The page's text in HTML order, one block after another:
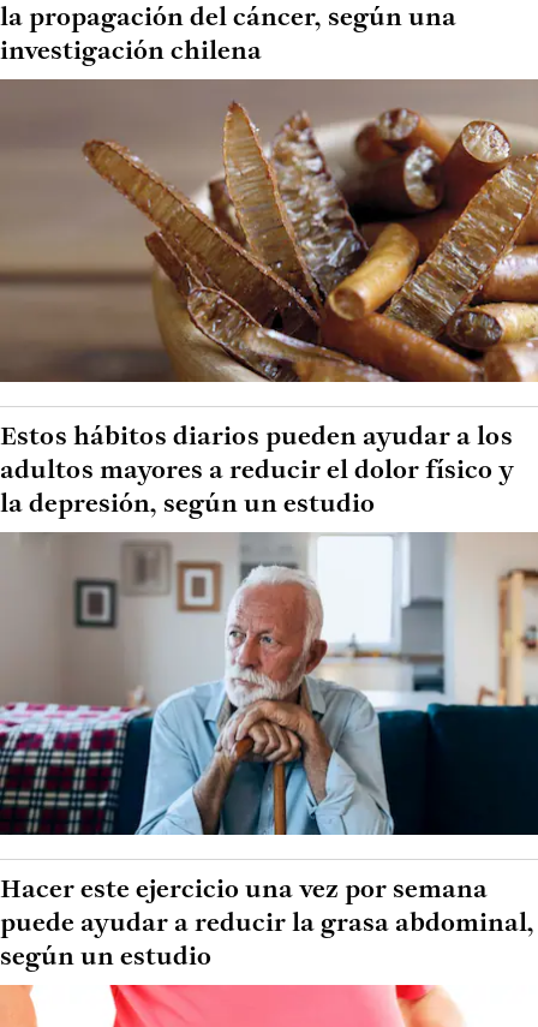
la propagación del cáncer, según una
investigación chilena
Estos hábitos diarios pueden ayudar a los
adultos mayores a reducir el dolor físico y
la depresión, según un estudio
Hacer este ejercicio una vez por semana
puede ayudar a reducir la grasa abdominal,
según un estudio